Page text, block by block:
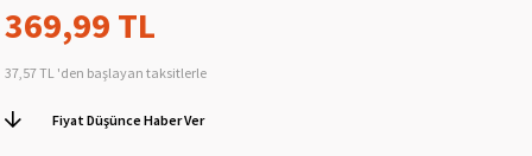
369,99 TL
37,57 TL 'den başlayan taksitlerle
Fiyat Düşünce Haber Ver